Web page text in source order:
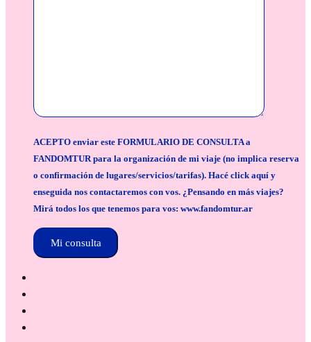
ACEPTO enviar este FORMULARIO DE CONSULTA a
FANDOMTUR para la organización de mi viaje (no implica reserva
o confirmación de lugares/servicios/tarifas). Hacé click aquí y
enseguida nos contactaremos con vos. ¿Pensando en más viajes?
Mirá todos los que tenemos para vos: www.fandomtur.ar